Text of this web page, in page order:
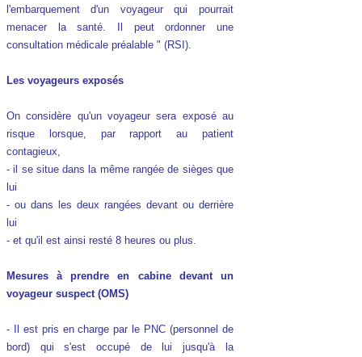
l'embarquement d'un voyageur qui pourrait
menacer la santé. Il peut ordonner une
consultation médicale préalable " (RSI).
Les voyageurs exposés
On considère qu'un voyageur sera exposé au
risque lorsque, par rapport au patient
contagieux,
- il se situe dans la même rangée de sièges que
lui
- ou dans les deux rangées devant ou derrière
lui
- et qu'il est ainsi resté 8 heures ou plus.
Mesures à prendre en cabine devant un
voyageur suspect (OMS)
- Il est pris en charge par le PNC (personnel de
bord) qui s'est occupé de lui jusqu'à la